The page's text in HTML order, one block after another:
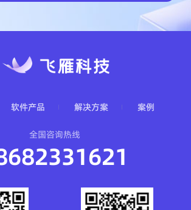
软件产品 解决方案 案例
全国咨询热线